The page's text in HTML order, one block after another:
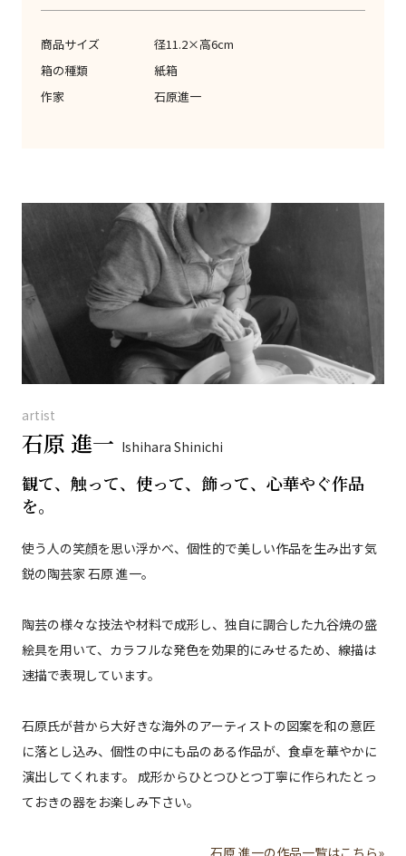
商品サイズ
径11.2×高6cm
箱の種類
紙箱
作家
石原進一
artist
石原 進一 Ishihara Shinichi
観て、触って、使って、飾って、心華やぐ作品
を。
使う人の笑顔を思い浮かべ、個性的で美しい作品を生み出す気
鋭の陶芸家 石原 進一。
陶芸の様々な技法や材料で成形し、独自に調合した九谷焼の盛
絵具を用いて、カラフルな発色を効果的にみせるため、線描は
速描で表現しています。
石原氏が昔から大好きな海外のアーティストの図案を和の意匠
に落とし込み、個性の中にも品のある作品が、食卓を華やかに
演出してくれます。 成形からひとつひとつ丁寧に作られたとっ
ておきの器をお楽しみ下さい。
石原 進一の作品一覧はこちら»